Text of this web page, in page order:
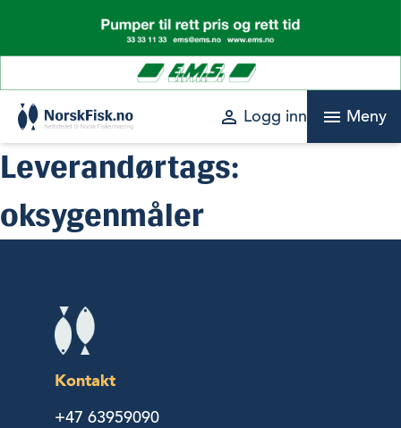
content
perm_identity Logg inn menu Meny
Leverandørtags:
oksygenmåler
Kontakt
+47 63959090